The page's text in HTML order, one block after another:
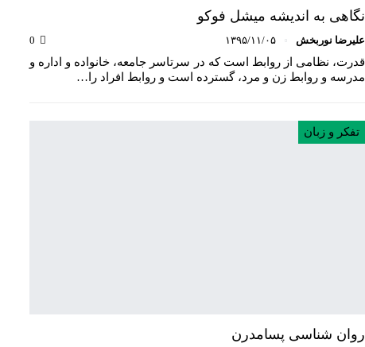
نگاهی به اندیشه میشل فوکو
علیرضا نوربخش ۱۳۹۵/۱۱/۰۵
قدرت، نظامی از روابط است که در سرتاسر جامعه، خانواده و اداره و
مدرسه و روابط زن و مرد، گسترده ‌است و روابط افراد را…
تفکر و زبان
روان شناسی پسامدرن